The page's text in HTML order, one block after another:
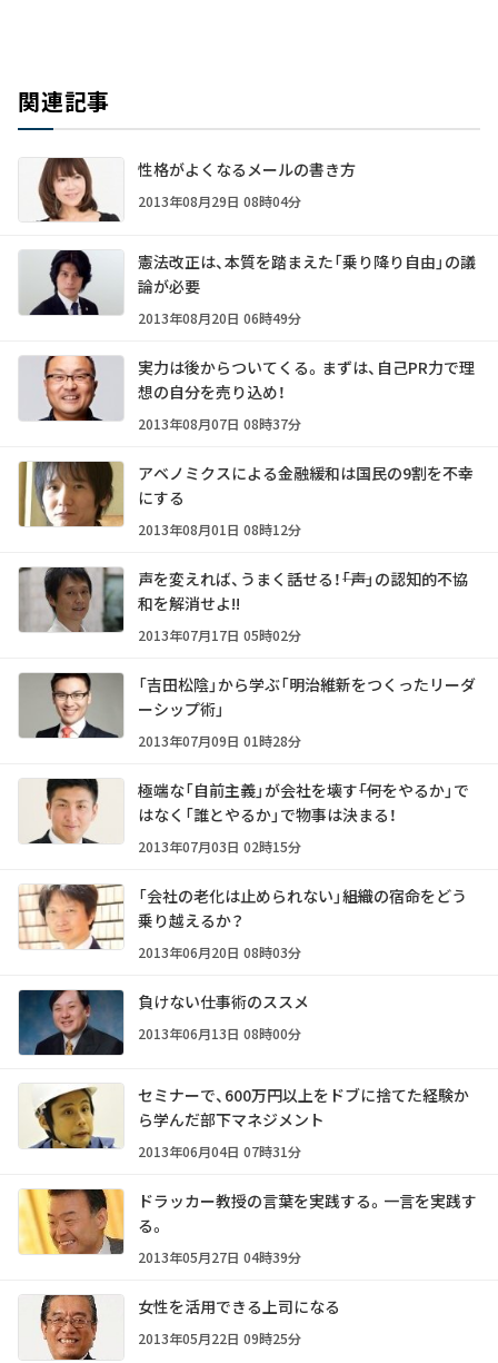
関連記事
性格がよくなるメールの書き方
2013年08月29日 08時04分
憲法改正は、本質を踏まえた「乗り降り自由」の議
論が必要
2013年08月20日 06時49分
実力は後からついてくる。まずは、自己PR力で理
想の自分を売り込め！
2013年08月07日 08時37分
アベノミクスによる金融緩和は国民の9割を不幸
にする
2013年08月01日 08時12分
声を変えれば、うまく話せる！――「声」の認知的不協
和を解消せよ!!
2013年07月17日 05時02分
「吉田松陰」から学ぶ「明治維新をつくったリーダ
ーシップ術」
2013年07月09日 01時28分
極端な「自前主義」が会社を壊す――「何をやるか」で
はなく「誰とやるか」で物事は決まる！
2013年07月03日 02時15分
「会社の老化は止められない」――組織の宿命をどう
乗り越えるか？
2013年06月20日 08時03分
負けない仕事術のススメ
2013年06月13日 08時00分
セミナーで、600万円以上をドブに捨てた経験か
ら学んだ部下マネジメント
2013年06月04日 07時31分
ドラッカー教授の言葉を実践する。一言を実践す
る。
2013年05月27日 04時39分
女性を活用できる上司になる
2013年05月22日 09時25分